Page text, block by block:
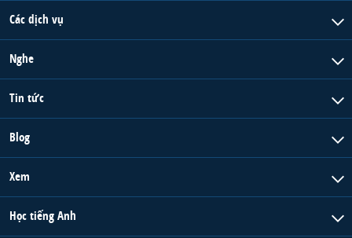
Các dịch vụ
Nghe
Tin tức
Blog
Xem
Học tiếng Anh